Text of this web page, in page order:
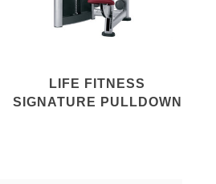
LIFE FITNESS
SIGNATURE PULLDOWN